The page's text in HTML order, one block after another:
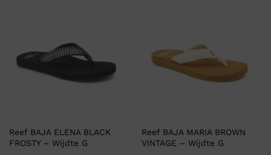
Reef BAJA ELENA BLACK
FROSTY – Wijdte G
Reef BAJA MARIA BROWN
VINTAGE – Wijdte G